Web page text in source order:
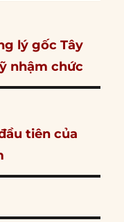
lý gốc Tây
nhậm chức
tiên của